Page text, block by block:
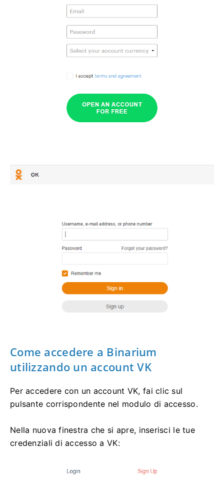
Come accedere a Binarium
utilizzando un account VK
Per accedere con un account VK, fai clic sul
pulsante corrispondente nel modulo di accesso.
Nella nuova finestra che si apre, inserisci le tue
credenziali di accesso a VK: